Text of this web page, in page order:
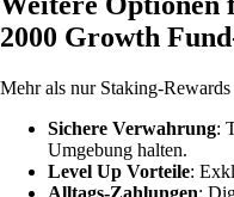
2000 Growth
Mehr als nur Staking-
Sichere Verwahrung:
Umgebung halten.
Level Up Vorteile:
Alltags-Zahlungen: